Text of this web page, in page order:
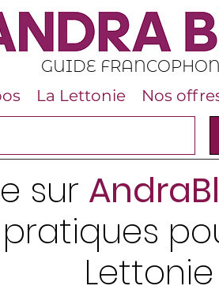
GUIDE
La Lettonie Nos
sur
Lettonie